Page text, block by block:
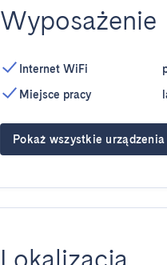
Wyposażenie
Internet WiFi
Miejsce pracy
Pokaż wszystkie urządzenia